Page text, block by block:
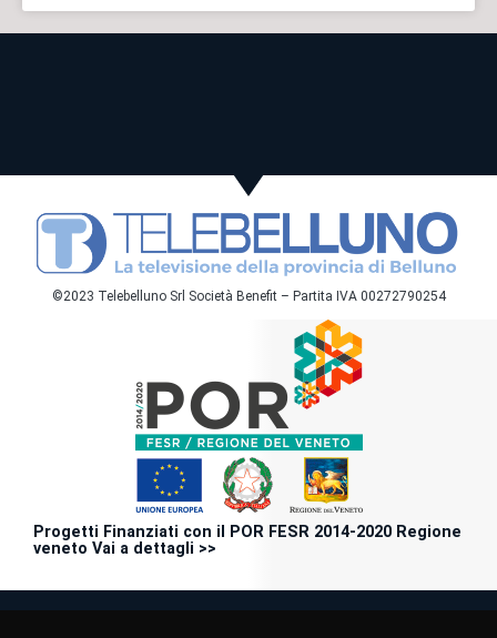
©2023 Telebelluno Srl Società Benefit – Partita IVA 00272790254
Progetti Finanziati con il POR FESR 2014-2020 Regione
veneto Vai a dettagli >>